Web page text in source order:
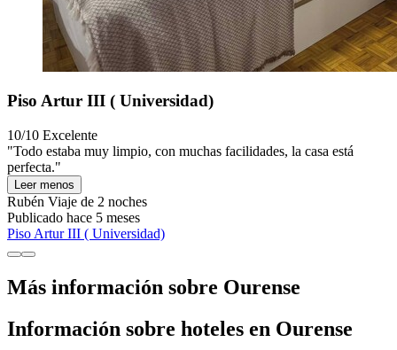
Piso Artur III ( Universidad)
10/10 Excelente
"Todo estaba muy limpio, con muchas facilidades, la casa está
perfecta."
Leer menos
Rubén Viaje de 2 noches
Publicado hace 5 meses
Piso Artur III ( Universidad)
Más información sobre Ourense
Información sobre hoteles en Ourense